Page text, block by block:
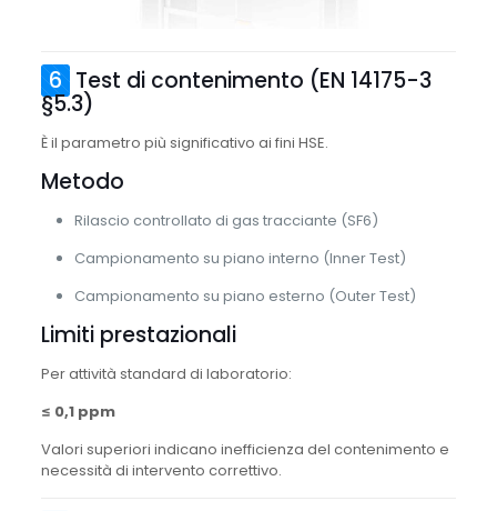
6 Test di contenimento (EN 14175-3
§5.3)
È il parametro più significativo ai fini HSE.
Metodo
Rilascio controllato di gas tracciante (SF6)
Campionamento su piano interno (Inner Test)
Campionamento su piano esterno (Outer Test)
Limiti prestazionali
Per attività standard di laboratorio:
≤ 0,1 ppm
Valori superiori indicano inefficienza del contenimento e
necessità di intervento correttivo.